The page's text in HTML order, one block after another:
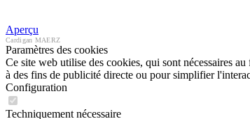
Aperçu
Cardigan MAERZ
Paramètres des cookies
Ce site web utilise des cookies, qui sont nécessaires
à des fins de publicité directe ou pour simplifier
Configuration
Techniquement nécessaire